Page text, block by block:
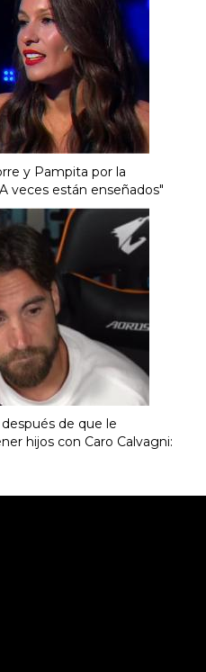
y Pampita por la
veces están enseñados"
de que le
hijos con Caro Calvagni: